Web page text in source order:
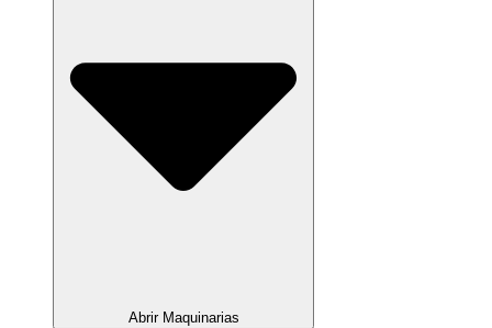
Abrir Maquinarias